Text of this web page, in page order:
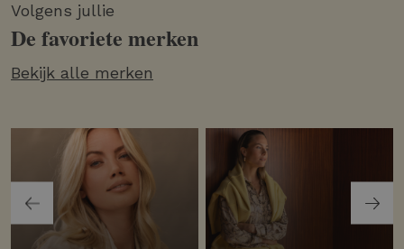
Volgens jullie
De favoriete merken
Bekijk alle merken